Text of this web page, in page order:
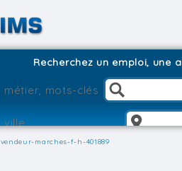
Recherchez un emploi, une
vendeur-marches-f-h-401889